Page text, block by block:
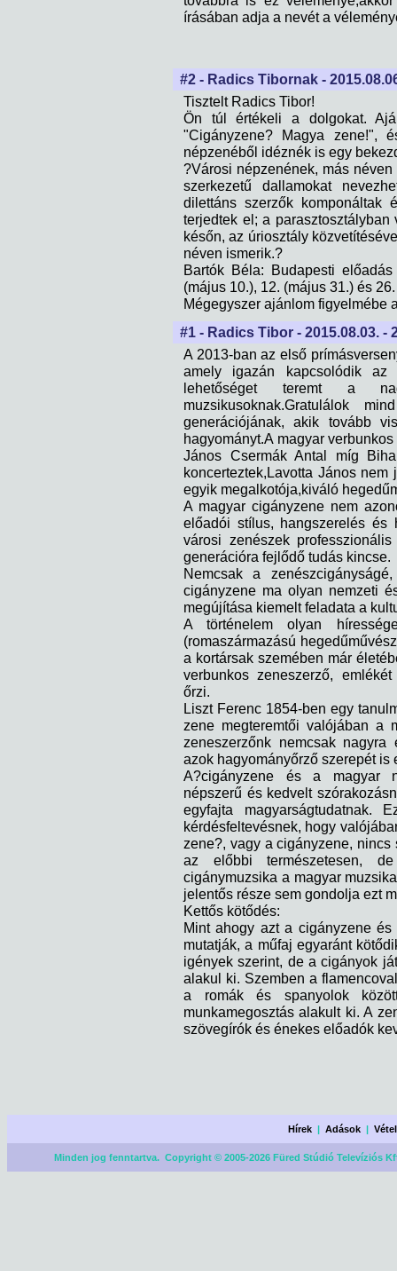
írásában adja a nevét a
#2 - Radics Tibornak -
Tisztelt Radics Tibor!
Ön túl értékeli a dolgokat.
"Cigányzene? Magya zene!",
népzenéből idéznék is egy
?Városi népzenének, más
szerkezetű dallamokat
dilettáns szerzők komponáltak
terjedtek el; a
későn, az úriosztály
néven ismerik.?
Bartók Béla: Budapesti
(május 10.), 12. (május 31.) és
Mégegyszer ajánlom figyelmébe
#1 - Radics Tibor - 2015.08.03. -
A 2013-ban az első
amely igazán kapcsolódik az
lehetőséget teremt a
muzsikusoknak.Gratulálok
generációjának, akik tovább
hagyományt.A magyar
János Csermák Antal míg
koncerteztek,Lavotta János
egyik megalkotója,kiváló
A magyar cigányzene nem
előadói stílus, hangszerelés és
városi zenészek
generációra fejlődő tudás kincse.
Nemcsak a
cigányzene ma olyan nemzeti
megújítása kiemelt feladata a
A történelem olyan
(romaszármazású
a kortársak szemében már
verbunkos zeneszerző,
őrzi.
Liszt Ferenc 1854-ben egy
zene megteremtői valójában a
zeneszerzőnk nemcsak
azok hagyományőrző szerepét is
A?cigányzene és a magyar
népszerű és kedvelt
egyfajta magyarságtudatnak.
kérdésfeltevésnek, hogy
zene?, vagy a cigányzene, nincs
az előbbi természetesen,
cigánymuzsika a magyar
jelentős része sem gondolja ezt
Kettős kötődés:
Mint ahogy azt a cigányzene
mutatják, a műfaj egyaránt
igények szerint, de a cigányok
alakul ki. Szemben a
a romák és spanyolok
munkamegosztás alakult ki. A
szövegírók és énekes előadók
Hírek |Adások |
Minden jog fenntartva. Copyright © 2005-2026 Füred Stúdió Televíziós